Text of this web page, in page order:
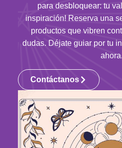
para desbloquear: tu
inspiración! Reserva una
productos que vibren
dudas. Déjate guiar por tu
ahora.
Contáctanos